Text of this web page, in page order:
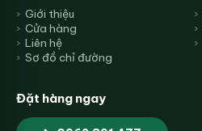
Giới thiệu
Cửa hàng
Liên hệ
Sơ đồ chỉ đường
Đặt hàng ngay